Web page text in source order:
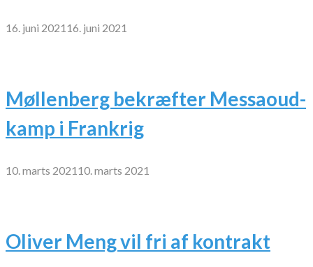
16. juni 2021 16. juni 2021
Møllenberg bekræfter Messaoud-
kamp i Frankrig
10. marts 2021 10. marts 2021
Oliver Meng vil fri af kontrakt